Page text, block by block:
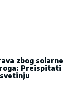
zbog solarne
Preispitati